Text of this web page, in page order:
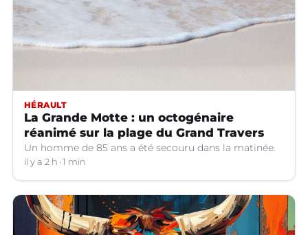
HÉRAULT
La Grande Motte : un octogénaire
réanimé sur la plage du Grand Travers
Un homme de 85 ans a été secouru dans la matinée.
il y a 2 h 1 min